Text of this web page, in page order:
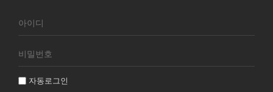
원
그
자동로그인